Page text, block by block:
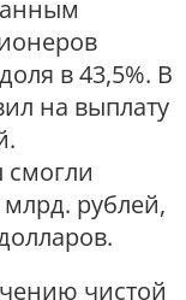
в 43,5%. В
на выплату
смогли
рублей,
чистой